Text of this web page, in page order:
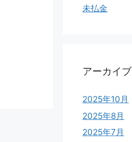
未払金
アーカイブ
2025年10月
2025年8月
2025年7月